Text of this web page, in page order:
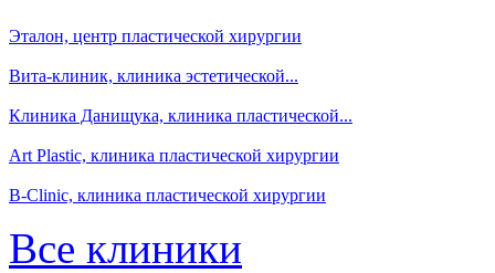
Эталон, центр пластической хирургии
Вита-клиник, клиника эстетической...
Клиника Данищука, клиника пластической...
Art Plastic, клиника пластической хирургии
B-Clinic, клиника пластической хирургии
Все клиники